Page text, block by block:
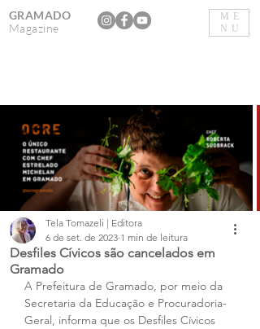
ME
NU
GRAMADO
Magazine
Desfiles Cívicos são cancelados em
Gramado
Tela Tomazeli | Editora
6 de set. de 2023 1 min de leitura
A Prefeitura de Gramado, por meio da
Secretaria da Educação e Procuradoria-
Geral, informa que os Desfiles Cívicos